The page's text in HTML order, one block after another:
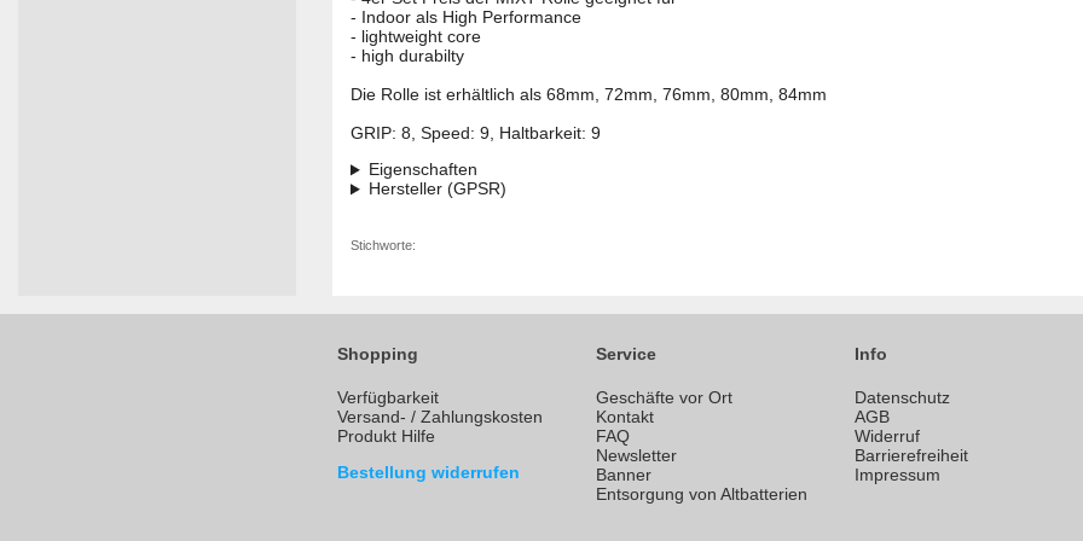
- Indoor als High Performance
- lightweight core
- high durabilty
Die Rolle ist erhältlich als 68mm, 72mm, 76mm, 80mm, 84mm
GRIP: 8, Speed: 9, Haltbarkeit: 9
Eigenschaften
Hersteller (GPSR)
Stichworte:
Shopping
Verfügbarkeit
Versand- / Zahlungskosten
Produkt Hilfe
Bestellung widerrufen
Service
Geschäfte vor Ort
Kontakt
FAQ
Newsletter
Banner
Entsorgung von Altbatterien
Info
Datenschutz
AGB
Widerruf
Barrierefreiheit
Impressum